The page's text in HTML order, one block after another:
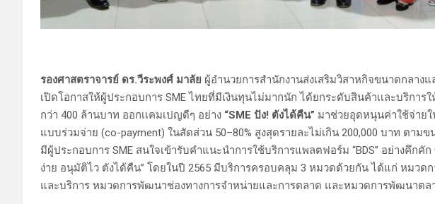
รองศาสตราจารย์ ดร.วีระพงศ์ มาลัย ผู้อำนวยการสำนักงานส่งเสริมวิสาหกิจขนาดกลางแ
เปิดโอกาสให้ผู้ประกอบการ SME ไทยที่มีเงินทุนไม่มากนัก ได้ยกระดับสินค้าเเละบริกา
กว่า 400 ล้านบาท ออกเเคมเปญดีๆ อย่าง “SME ปัง! ตังได้คืน” มาช่วยอุดหนุนค่าใช้จ่าย
แบบร่วมจ่าย (co-payment) ในสัดส่วน 50–80% สูงสุดรายละไม่เกิน 200,000 บาท ตาม
มีผู้ประกอบการ SME สนใจเข้ารับคำแนะนำการใช้บริการแพลตฟอร์ม “BDS” อย่างคึก
ง่าย อนุมัติไว ตังได้คืน” โดยในปี 2565 มีบริการครอบคลุม 3 หมวดด้วยกัน ได้แก่ หมว
และบริการ หมวดการพัฒนาช่องทางการจำหน่ายและการตลาด และหมวดการพัฒนาตล